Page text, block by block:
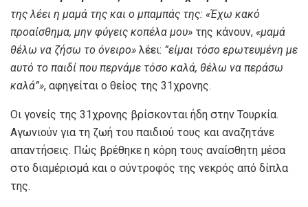
της λέει η μαμά της και ο μπαμπάς της: «Έχω κακό
προαίσθημα, μην φύγεις κοπέλα μου» της κάνουν, «μαμά
θέλω να ζήσω το όνειρο» λέει: ”είμαι τόσο ερωτευμένη με
αυτό το παιδί που περνάμε τόσο καλά, θέλω να περάσω
καλά”», αφηγείται ο θείος της 31χρονης.
Οι γονείς της 31χρονης βρίσκονται ήδη στην Τουρκία.
Αγωνιούν για τη ζωή του παιδιού τους και αναζητάνε
απαντήσεις. Πώς βρέθηκε η κόρη τους αναίσθητη μέσα
στο διαμέρισμά και ο σύντροφός της νεκρός από δίπλα
της.